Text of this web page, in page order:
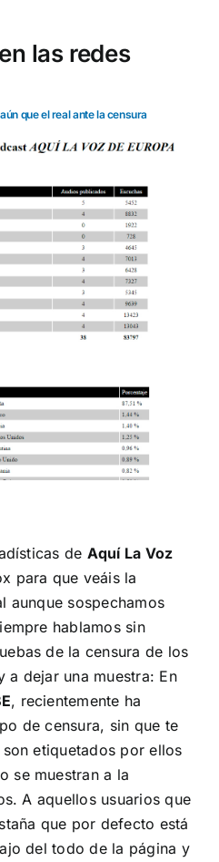
las redes
que el real ante la censura
de Aquí La Voz
para que veáis la
aunque sospechamos
hablamos sin
de la censura de los
a dejar una muestra: En
, recientemente ha
de censura, sin que te
etiquetados por ellos
se muestran a la
A aquellos usuarios que
que por defecto está
del todo de la página y